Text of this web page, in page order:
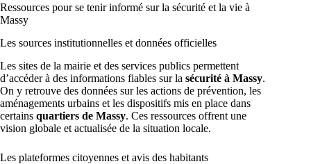
Ressources pour se tenir informé sur la sécurité et la vie à
Massy
Les sources institutionnelles et données officielles
Les sites de la mairie et des services publics permettent
d’accéder à des informations fiables sur la sécurité à Massy.
On y retrouve des données sur les actions de prévention, les
aménagements urbains et les dispositifs mis en place dans
certains quartiers de Massy. Ces ressources offrent une
vision globale et actualisée de la situation locale.
Les plateformes citoyennes et avis des habitants